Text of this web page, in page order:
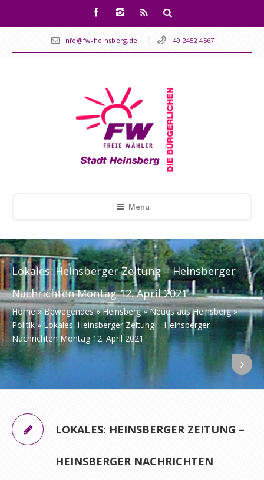
info@fw-heinsberg.de +49 2452 4567
Menu
Lokales: Heinsberger Zeitung – Heinsberger
Nachrichten Montag 12. April 2021
Home » Bewegendes » Heinsberg » Neues aus Heinsberg »
Politik » Lokales: Heinsberger Zeitung – Heinsberger
Nachrichten Montag 12. April 2021
LOKALES: HEINSBERGER ZEITUNG –
HEINSBERGER NACHRICHTEN